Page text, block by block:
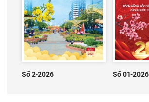
Số 2-2026 Số 01-2026